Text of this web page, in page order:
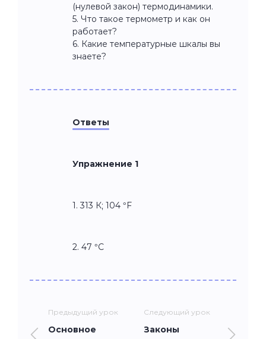
(нулевой закон) термодинамики.
5. Что такое термометр и как он
работает?
6. Какие температурные шкалы вы
знаете?
Ответы
Упражнение 1
1. 313 К; 104 °F
2. 47 °C
Предыдущий урок
Основное
Следующий урок
Законы